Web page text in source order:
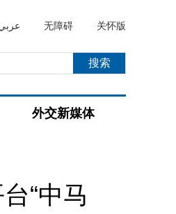
无障碍 关怀版
外交新媒体
“中马